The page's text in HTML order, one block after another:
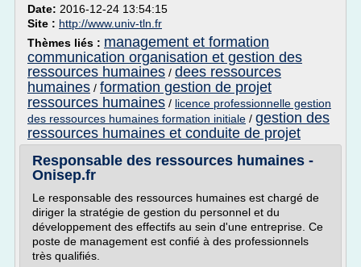
Date: 2016-12-24 13:54:15
Site : http://www.univ-tln.fr
Thèmes liés : management et formation
communication organisation et gestion des
ressources humaines / dees ressources
humaines / formation gestion de projet
ressources humaines / licence professionnelle gestion
des ressources humaines formation initiale / gestion des
ressources humaines et conduite de projet
Responsable des ressources humaines -
Onisep.fr
Le responsable des ressources humaines est chargé de
diriger la stratégie de gestion du personnel et du
développement des effectifs au sein d'une entreprise. Ce
poste de management est confié à des professionnels
très qualifiés.